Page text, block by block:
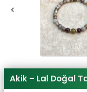
Akik – Lal Doğal